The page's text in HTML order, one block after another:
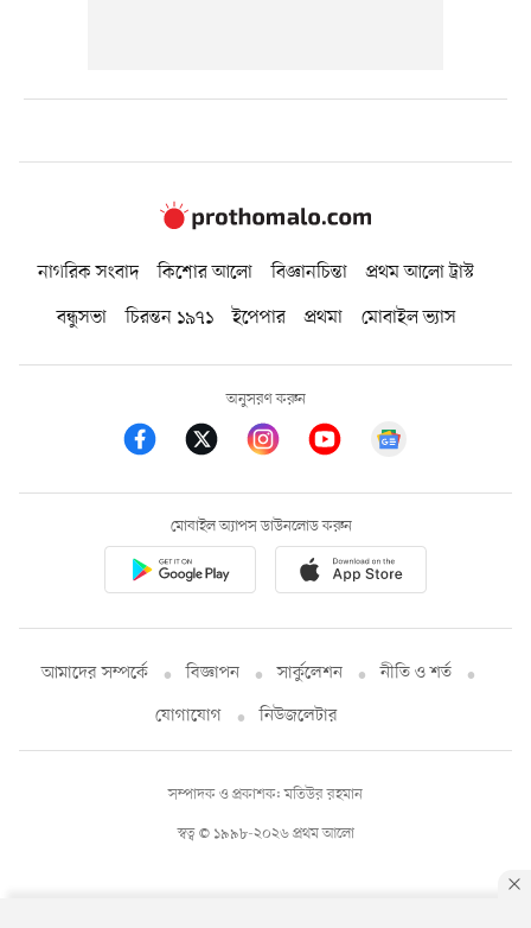
নাগরিক সংবাদ কিশোর আলো বিজ্ঞানচিন্তা
প্রথম আলো ট্রাস্ট
বন্ধুসভা
চিরন্তন ১৯৭১ ইপেপার প্রথমা মোবাইল ভ্যাস
অনুসরণ করুন
মোবাইল অ্যাপস ডাউনলোড করুন
আমাদের সম্পর্কে বিজ্ঞাপন সার্কুলেশন
নীতি ও শর্ত
যোগাযোগ
নিউজলেটার
স্বত্ব © ১৯৯৮-২০২৬ প্রথম আলো
সম্পাদক ও প্রকাশক: মতিউর রহমান